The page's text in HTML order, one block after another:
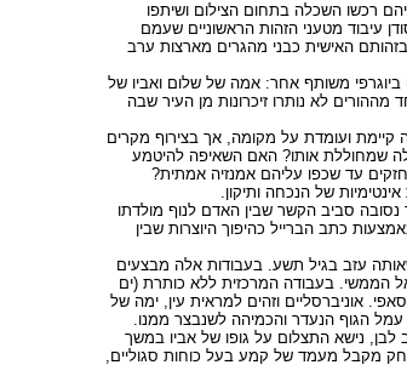
רכשו השכלה בתחום הצילום ושיתפו
עיבוד מטעני הזהות הראשוניים שעמם
האישית כבני מהגרים מארצות ערב
משותף אחר: אמה של שלום ואביו של
לא נותרו זיכרונות מן העיר שבה
קיימת ועומדת על מקומה, אך בצירוף מקרים
שמחוללת אותו? האם השאיפה להיטמע
עד שכפו עליהם אמנזיה אמתית?
של הנכחה ותיקון.
סביב הקשר שבין האדם לנוף מולדתו
כתב הברייל כהיפוך היוצרות שבין
עזב בגיל תשע. בעבודות אלה מבצעים
אל הממשי. בעבודה המרכזית ללא כותרת (ים
אוניברסליים וזהים למראית עין, ימה של
הגוף הנעדר והכמיהה לשנבצר ממנו.
נישא התצלום על גופו של אביו במשך
מקבל מעמד של קמע בעל כוחות סגוליים,